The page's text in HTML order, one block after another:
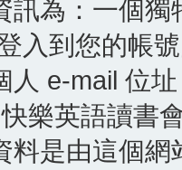
訊為：一個
入到您的帳
人 e-mail 位
樂英語讀書
料是由這個